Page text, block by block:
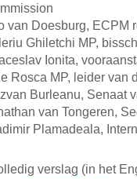
van Doesburg, ECPM
Ghiletchi MP,
Ionita,
Rosca MP, leider
Burleanu, Senaat
van Tongeren,
Plamadeala,
verslag (in het